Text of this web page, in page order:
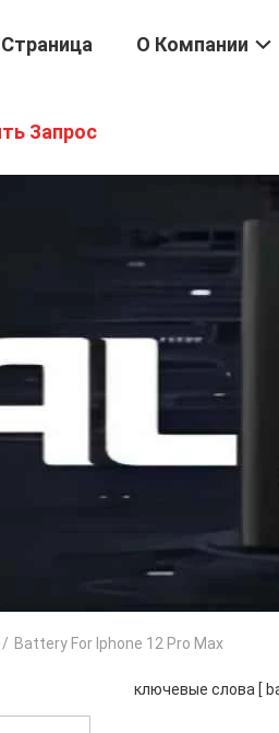
О Компании
Запрос
/ Battery For Iphone 12 Pro Max
ключевые слова [